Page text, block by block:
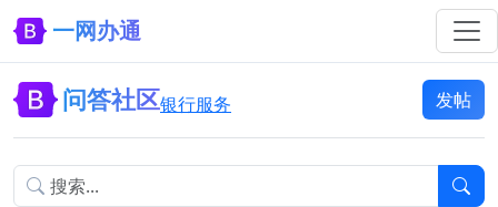
一网办通
问答社区银行服务 发帖